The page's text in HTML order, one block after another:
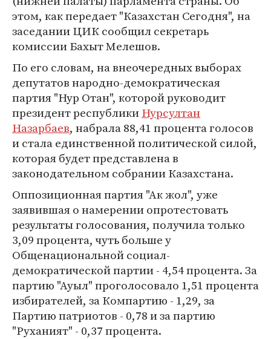
этом, как передает "Казахстан Сегодня", на
заседании ЦИК сообщил секретарь
комиссии Бахыт Мелешов.
По его словам, на внеочередных выборах
депутатов народно-демократическая
партия "Нур Отан", которой руководит
президент республикиНурсултан
Назарбаев, набрала 88,41 процента голосов
и стала единственной политической силой,
которая будет представлена в
законодательном собрании Казахстана.
Оппозиционная партия "Ак жол", уже
заявившая о намерении опротестовать
результаты голосования, получила только
3,09 процента, чуть больше у
Общенациональной социал-
демократической партии - 4,54 процента. За
партию "Ауыл" проголосовало 1,51 процента
избирателей, за Компартию - 1,29, за
Партию патриотов - 0,78 и за партию
"Руханият" - 0,37 процента.